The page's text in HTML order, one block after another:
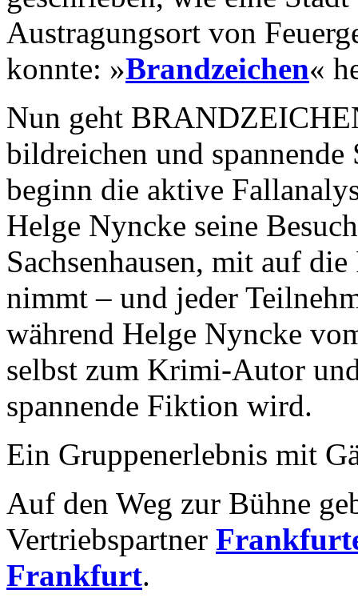
Austragungsort von
konnte: »Brandzeichen«
Nun geht
bildreichen und spannende
beginn die aktive
Helge Nyncke seine
Sachsenhausen, mit auf
nimmt – und jeder
während Helge Nyncke
selbst zum Krimi-Autor
spannende Fiktion wird.
Ein Gruppenerlebnis mit
Auf den Weg zur Bühne
Vertriebspartner
Frankfurt.